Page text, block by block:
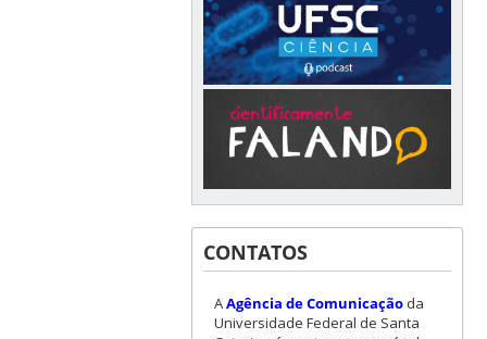
CONTATOS
AAgência de Comunicaçãoda
Universidade Federal de Santa